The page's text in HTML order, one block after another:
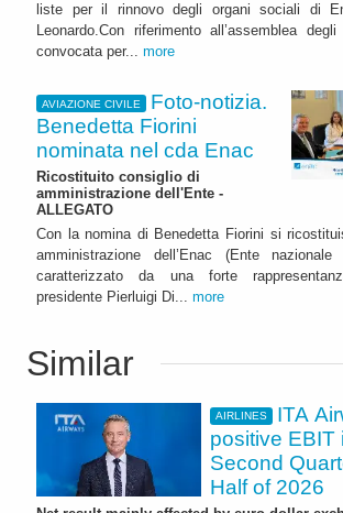
liste per il rinnovo degli organi sociali di
Leonardo.Con riferimento all’assemblea
convocata per... more
AVIAZIONE CIVILE
Foto-notizia.
Benedetta Fiorini
nominata nel cda Enac
Ricostituito consiglio di
amministrazione dell'Ente -
ALLEGATO
Con la nomina di Benedetta Fiorini si
amministrazione dell’Enac (Ente
caratterizzato da una forte
presidente Pierluigi Di... more
Similar
AIRLINES
ITA
positive EBIT
Second
Half of 2026